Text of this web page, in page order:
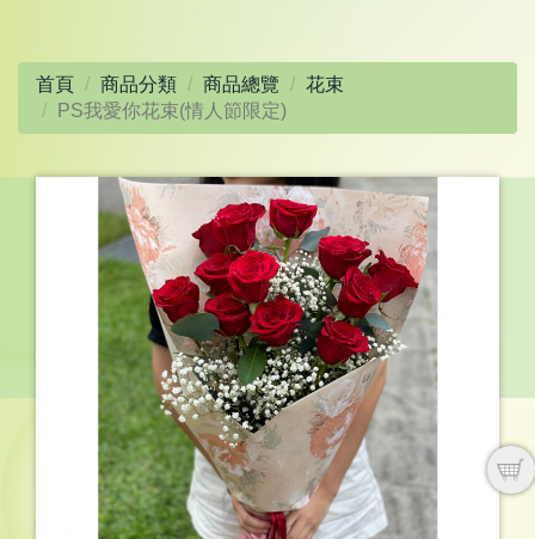
首頁 商品分類 商品總覽
花束
PS我愛你花束(情人節限定)